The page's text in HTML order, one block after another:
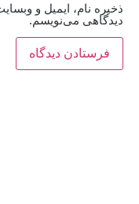
ذخیره نام، ایمیل و
دیدگاهی می‌نویسم.